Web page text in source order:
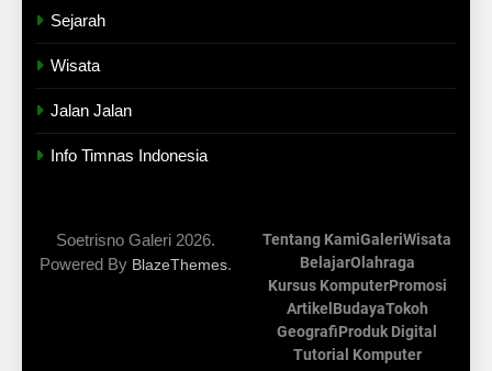
Sejarah
Wisata
Jalan Jalan
Info Timnas Indonesia
Soetrisno Galeri 2026.
Powered By BlazeThemes.
Tentang KamiGaleriWisata
BelajarOlahraga
Kursus KomputerPromosi
ArtikelBudayaTokoh
GeografiProduk Digital
Tutorial Komputer